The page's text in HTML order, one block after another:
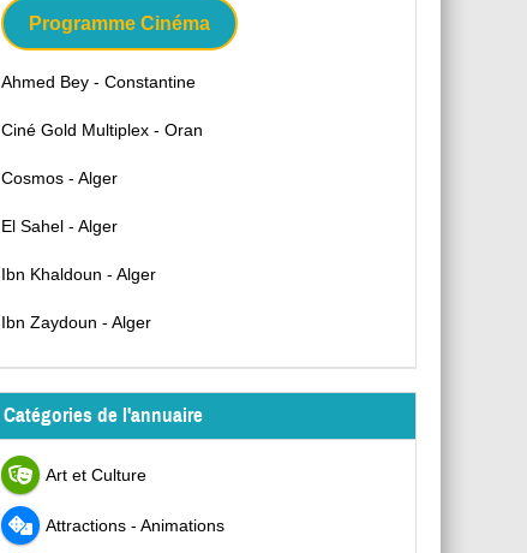
Programme Cinéma
Ahmed Bey - Constantine
Ciné Gold Multiplex - Oran
Cosmos - Alger
El Sahel - Alger
Ibn Khaldoun - Alger
Ibn Zaydoun - Alger
Catégories de l'annuaire
Art et Culture
Attractions - Animations